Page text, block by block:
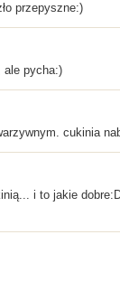
przepyszne:)
ale pycha:)
cukinia
i to jakie